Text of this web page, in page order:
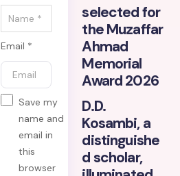
Email *
Save my
name and
email in
this
browser
selected for
the Muzaffar
Ahmad
Memorial
Award 2026
D.D.
Kosambi, a
distinguishe
d scholar,